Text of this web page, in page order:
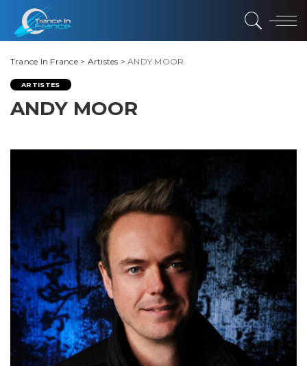
Trance In France> Artistes >ANDY MOOR
ARTISTES
ANDY MOOR